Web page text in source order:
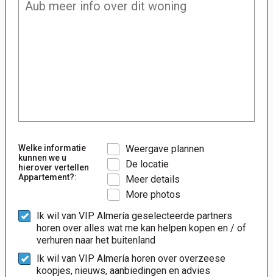
Welke informatie
kunnen we u
hierover vertellen
Appartement?:
Weergave plannen
De locatie
Meer details
More photos
Ik wil van VIP Almería geselecteerde partners
horen over alles wat me kan helpen kopen en / of
verhuren naar het buitenland
Ik wil van VIP Almería horen over overzeese
koopjes, nieuws, aanbiedingen en advies